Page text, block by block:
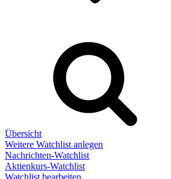
Übersicht
Weitere Watchlist anlegen
Nachrichten-Watchlist
Aktienkurs-Watchlist
Watchlist bearbeiten